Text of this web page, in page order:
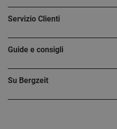
Servizio Clienti
Guide e consigli
Su Bergzeit